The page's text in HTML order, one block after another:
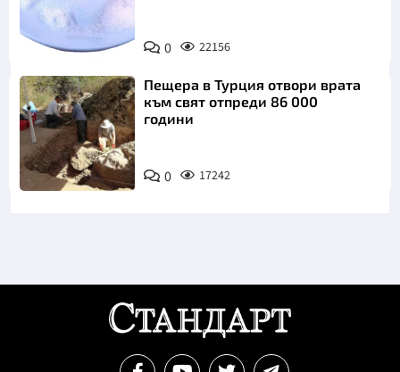
Снимка:
Пиксабей
0 22156
Пещера в Турция отвори врата
към свят отпреди 86 000
години
0 17242